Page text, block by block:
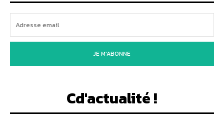
JE M'ABONNE
Cd'actualité !